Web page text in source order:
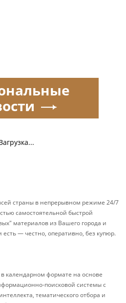
страны в непрерывном режиме 24/7
самостоятельной быстрой
материалов из Вашего города и
есть — честно, оперативно, без купюр.
календарном формате на основе
поисковой системы с
тематического отбора и